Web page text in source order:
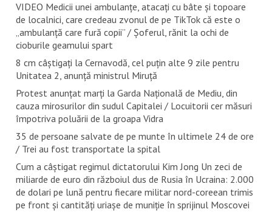
VIDEO Medicii unei ambulanțe, atacați cu bâte și topoare
de localnici, care credeau zvonul de pe TikTok că este o
„ambulanță care fură copii” / Șoferul, rănit la ochi de
cioburile geamului spart
8 cm câștigați la Cernavodă, cel puțin alte 9 zile pentru
Unitatea 2, anunță ministrul Miruță
Protest anunțat marți la Garda Națională de Mediu, din
cauza mirosurilor din sudul Capitalei / Locuitorii cer măsuri
împotriva poluării de la groapa Vidra
35 de persoane salvate de pe munte în ultimele 24 de ore
/ Trei au fost transportate la spital
Cum a câștigat regimul dictatorului Kim Jong Un zeci de
miliarde de euro din războiul dus de Rusia în Ucraina: 2.000
de dolari pe lună pentru fiecare militar nord-coreean trimis
pe front și cantități uriașe de muniție în sprijinul Moscovei